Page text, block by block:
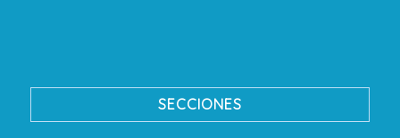
SECCIONES